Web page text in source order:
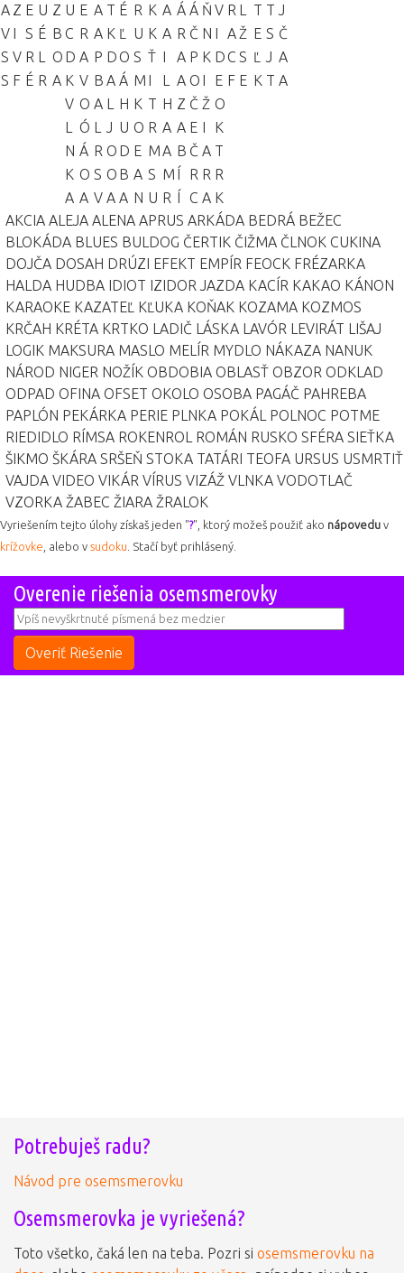
A Z E U Z U E A T É R K A Á Á Ň V R L T T J
V I S É B C R A K Ľ U K A R Č N I A Ž E S Č
S V R L O D A P D O S Ť I A P K D C S Ľ J A
S F É R A K V B A Á M I L A O I E F E K T A
V O A L H K T H Z Č Ž O
L
Ó L J U O R A A E I
K
N Á R O D E M A B Č A T
K O S O B A S M Í R R R
A A V A A N U R Í C A K
AKCIA ALEJA ALENA APRUS ARKÁDA BEDRÁ BEŽEC
BLOKÁDA BLUES BULDOG ČERTIK ČIŽMA ČLNOK CUKINA
DOJČA DOSAH DRÚZI EFEKT EMPÍR FEOCK FRÉZARKA
HALDA HUDBA IDIOT IZIDOR JAZDA KACÍR KAKAO KÁNON
KARAOKE KAZATEĽ KĽUKA KOŇAK KOZAMA KOZMOS
KRČAH KRÉTA KRTKO LADIČ LÁSKA LAVÓR LEVIRÁT LIŠAJ
LOGIK MAKSURA MASLO MELÍR MYDLO NÁKAZA NANUK
NÁROD NIGER NOŽÍK OBDOBIA OBLASŤ OBZOR ODKLAD
ODPAD OFINA OFSET OKOLO OSOBA PAGÁČ PAHREBA
PAPLÓN PEKÁRKA PERIE PLNKA POKÁL POLNOC POTME
RIEDIDLO RÍMSA ROKENROL ROMÁN RUSKO SFÉRA SIEŤKA
ŠIKMO ŠKÁRA SRŠEŇ STOKA TATÁRI TEOFA URSUS USMRTIŤ
VAJDA VIDEO VIKÁR VÍRUS VIZÁŽ VLNKA VODOTLAČ
VZORKA ŽABEC ŽIARA ŽRALOK
Vyriešením tejto úlohy získaš jeden "?", ktorý možeš použiť ako nápovedu v
krížovke , alebo v sudoku . Stačí byť prihlásený.
Overenie riešenia osemsmerovky
Potrebuješ radu?
Návod pre osemsmerovku
Osemsmerovka je vyriešená?
Toto všetko, čaká len na teba. Pozri si osemsmerovku na